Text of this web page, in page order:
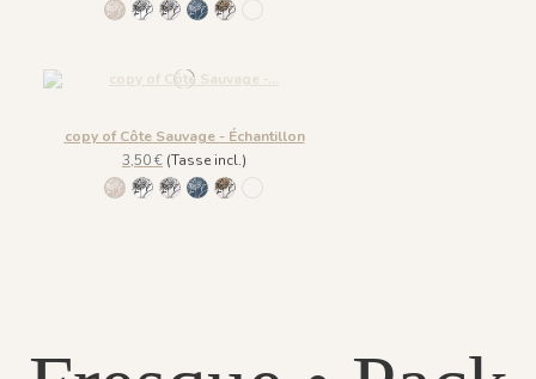
1199 - Beige Galet
1201 - Albâtre
1202 - Lavis
1198 - Bleu Roche
1203 - Cimes Dorées
copy of Côte Sauvage - Échantillon
3,50 € (Tasse incl.)
1199 - Beige Galet
1201 - Albâtre
1202 - Lavis
1198 - Bleu Roche
1203 - Cimes Dorées